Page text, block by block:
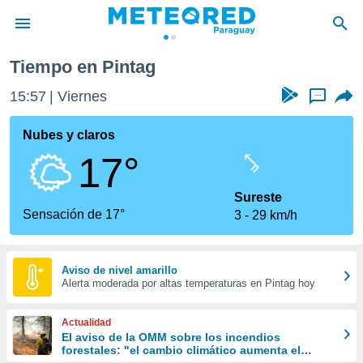
de
ha
calidad.
a este
las
y
forma
digital
basada
Tiempo en Pintag
15:57 Viernes ...
Nubes y claros
17°
Sensación de 17°
Sureste
3
29 km/h
Aviso de nivel amarillo
Alerta moderada por altas temperaturas en Pintag hoy
Actualidad
El aviso de la OMM sobre los incendios
forestales: "el cambio climático aumenta el